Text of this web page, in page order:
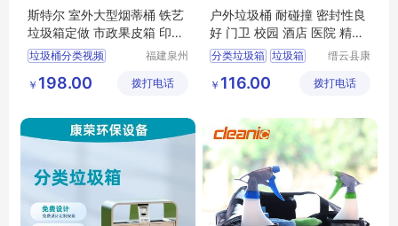
斯特尔 室外大型烟蒂桶 铁艺
垃圾箱定做 市政果皮箱 印花
LOGO
垃圾桶分类视频
垃圾桶分类照片
不锈钢垃圾桶价格表
福建泉州
艺品有限
￥ 198.00 拨打电话
户外垃圾桶 耐碰撞 密封性良
好 门卫 校园 酒店 医院 精细
制作
分类垃圾箱 垃圾箱
不锈钢垃圾箱
缙云县康
备有限公
￥ 116.00 拨打电话